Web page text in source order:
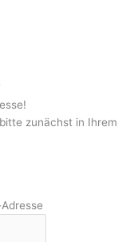
zunächst in Ihrem